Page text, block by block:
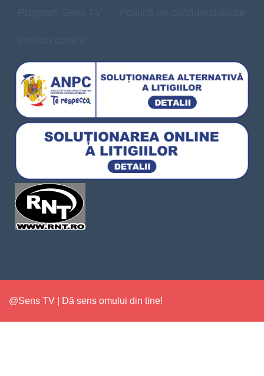
@Sens TV | Dă sens omului din tine!